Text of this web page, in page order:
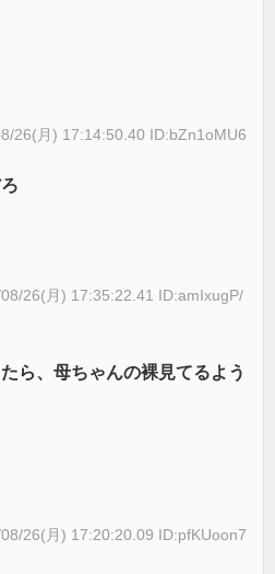
26(月) 17:14:50.40 ID:bZn1oMU6
26(月) 17:35:22.41 ID:amIxugP/
ら、母ちゃんの裸見てるよう
26(月) 17:20:20.09 ID:pfKUoon7